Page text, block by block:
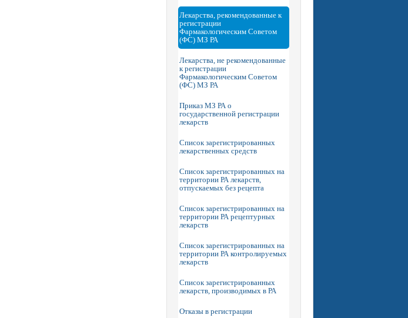
Лекарства, рекомендованные к
регистрации
Фармакологическим Советом
(ФС) МЗ РА
Лекарства, не рекомендованные
к регистрации
Фармакологическим Советом
(ФС) МЗ РА
Приказ МЗ РА о
государственной регистрации
лекарств
Список зарегистрированных
лекарственных средств
Список зарегистрированных на
территории РА лекарств,
отпускаемых без рецепта
Список зарегистрированных на
территории РА рецептурных
лекарств
Список зарегистрированных на
территории РА контролируемых
лекарств
Список зарегистрированных
лекарств, производимых в РА
Отказы в регистрации